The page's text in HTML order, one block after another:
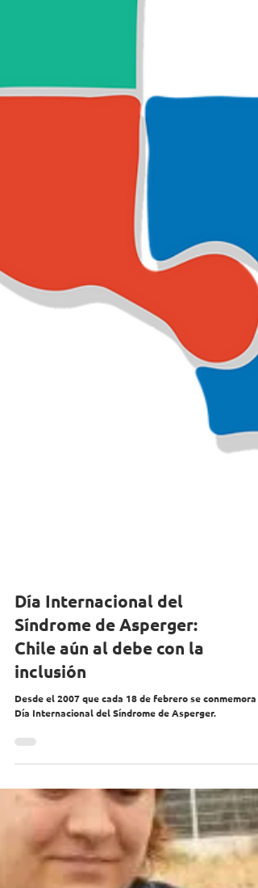
Día Internacional del
Síndrome de Asperger:
Chile aún al debe con la
inclusión